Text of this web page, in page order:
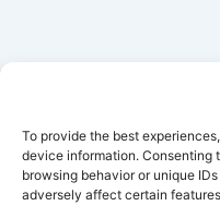
To provide the best
device information. Consenting
browsing behavior or unique
adversely affect certain